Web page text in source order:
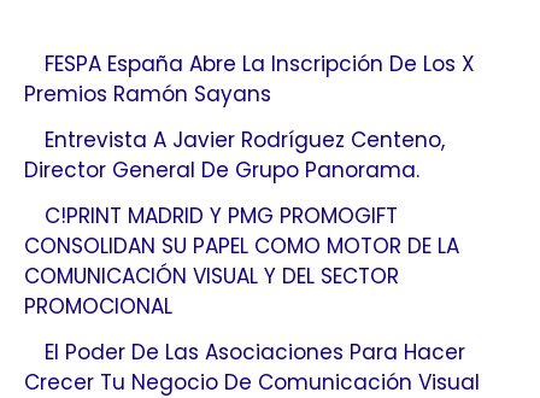
FESPA España Abre La Inscripción De Los X
Premios Ramón Sayans
Entrevista A Javier Rodríguez Centeno,
Director General De Grupo Panorama.
C!PRINT MADRID Y PMG PROMOGIFT
CONSOLIDAN SU PAPEL COMO MOTOR DE LA
COMUNICACIÓN VISUAL Y DEL SECTOR
PROMOCIONAL
El Poder De Las Asociaciones Para Hacer
Crecer Tu Negocio De Comunicación Visual